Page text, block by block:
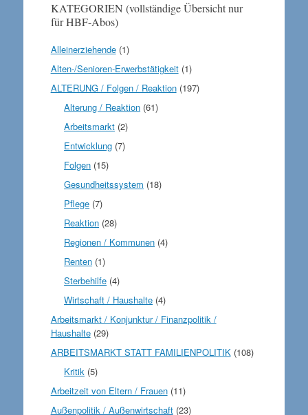
KATEGORIEN (vollständige Übersicht nur
für HBF-Abos)
Alleinerziehende(1)
Alten-/Senioren-Erwerbstätigkeit(1)
ALTERUNG / Folgen / Reaktion(197)
Alterung / Reaktion (61)
Arbeitsmarkt (2)
Entwicklung (7)
Folgen (15)
Gesundheitssystem (18)
Pflege (7)
Reaktion (28)
Regionen / Kommunen (4)
Renten (1)
Sterbehilfe (4)
Wirtschaft / Haushalte (4)
Arbeitsmarkt / Konjunktur / Finanzpolitik /
Haushalte(29)
ARBEITSMARKT STATT FAMILIENPOLITIK(108)
Kritik (5)
Arbeitzeit von Eltern / Frauen(11)
Außenpolitik / Außenwirtschaft(23)